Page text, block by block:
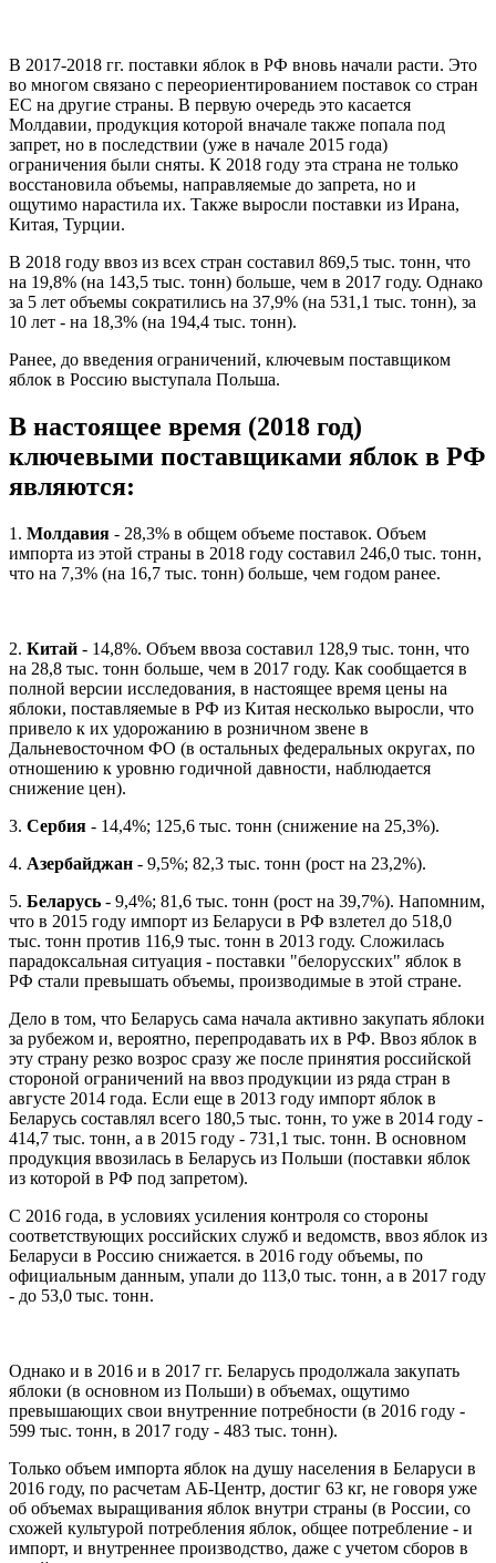
В 2017-2018 гг. поставки яблок в РФ вновь начали расти. Это
во многом связано с переориентированием поставок со стран
ЕС на другие страны. В первую очередь это касается
Молдавии, продукция которой вначале также попала под
запрет, но в последствии (уже в начале 2015 года)
ограничения были сняты. К 2018 году эта страна не только
восстановила объемы, направляемые до запрета, но и
ощутимо нарастила их. Также выросли поставки из Ирана,
Китая, Турции.
В 2018 году ввоз из всех стран составил 869,5 тыс. тонн, что
на 19,8% (на 143,5 тыс. тонн) больше, чем в 2017 году. Однако
за 5 лет объемы сократились на 37,9% (на 531,1 тыс. тонн), за
10 лет - на 18,3% (на 194,4 тыс. тонн).
Ранее, до введения ограничений, ключевым поставщиком
яблок в Россию выступала Польша.
В настоящее время (2018 год)
ключевыми поставщиками яблок в РФ
являются:
1. Молдавия - 28,3% в общем объеме поставок. Объем
импорта из этой страны в 2018 году составил 246,0 тыс. тонн,
что на 7,3% (на 16,7 тыс. тонн) больше, чем годом ранее.
2. Китай - 14,8%. Объем ввоза составил 128,9 тыс. тонн, что
на 28,8 тыс. тонн больше, чем в 2017 году. Как сообщается в
полной версии исследования, в настоящее время цены на
яблоки, поставляемые в РФ из Китая несколько выросли, что
привело к их удорожанию в розничном звене в
Дальневосточном ФО (в остальных федеральных округах, по
отношению к уровню годичной давности, наблюдается
снижение цен).
3. Сербия - 14,4%; 125,6 тыс. тонн (снижение на 25,3%).
4. Азербайджан - 9,5%; 82,3 тыс. тонн (рост на 23,2%).
5. Беларусь - 9,4%; 81,6 тыс. тонн (рост на 39,7%). Напомним,
что в 2015 году импорт из Беларуси в РФ взлетел до 518,0
тыс. тонн против 116,9 тыс. тонн в 2013 году. Сложилась
парадоксальная ситуация - поставки "белорусских" яблок в
РФ стали превышать объемы, производимые в этой стране.
Дело в том, что Беларусь сама начала активно закупать яблоки
за рубежом и, вероятно, перепродавать их в РФ. Ввоз яблок в
эту страну резко возрос сразу же после принятия российской
стороной ограничений на ввоз продукции из ряда стран в
августе 2014 года. Если еще в 2013 году импорт яблок в
Беларусь составлял всего 180,5 тыс. тонн, то уже в 2014 году -
414,7 тыс. тонн, а в 2015 году - 731,1 тыс. тонн. В основном
продукция ввозилась в Беларусь из Польши (поставки яблок
из которой в РФ под запретом).
С 2016 года, в условиях усиления контроля со стороны
соответствующих российских служб и ведомств, ввоз яблок из
Беларуси в Россию снижается. в 2016 году объемы, по
официальным данным, упали до 113,0 тыс. тонн, а в 2017 году
- до 53,0 тыс. тонн.
Однако и в 2016 и в 2017 гг. Беларусь продолжала закупать
яблоки (в основном из Польши) в объемах, ощутимо
превышающих свои внутренние потребности (в 2016 году -
599 тыс. тонн, в 2017 году - 483 тыс. тонн).
Только объем импорта яблок на душу населения в Беларуси в
2016 году, по расчетам АБ-Центр, достиг 63 кг, не говоря уже
об объемах выращивания яблок внутри страны (в России, со
схожей культурой потребления яблок, общее потребление - и
импорт, и внутреннее производство, даже с учетом сборов в